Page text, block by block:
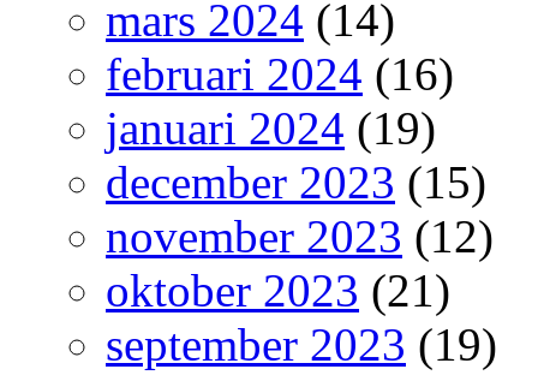
mars 2024 (14)
februari 2024 (16)
januari 2024 (19)
december 2023 (15)
november 2023 (12)
oktober 2023 (21)
september 2023 (19)